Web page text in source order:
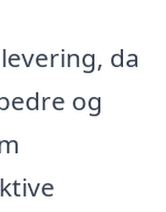
da
og